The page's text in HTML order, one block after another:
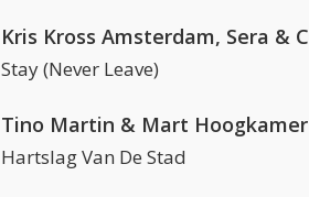
Stay (Never Leave)
Tino Martin & Mart Hoogkamer
Hartslag Van De Stad